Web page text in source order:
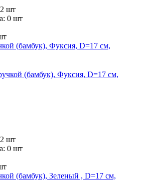
2 шт
0 шт
(бамбук), Фуксия, D=17 см,
2 шт
0 шт
(бамбук), Зеленый , D=17 см,